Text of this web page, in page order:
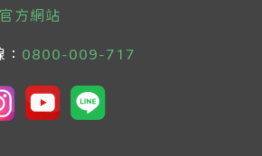
方網站
0800-009-717